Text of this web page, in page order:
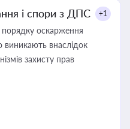
і спори з ДПС +1
порядку оскарження
виникають внаслідок
захисту прав